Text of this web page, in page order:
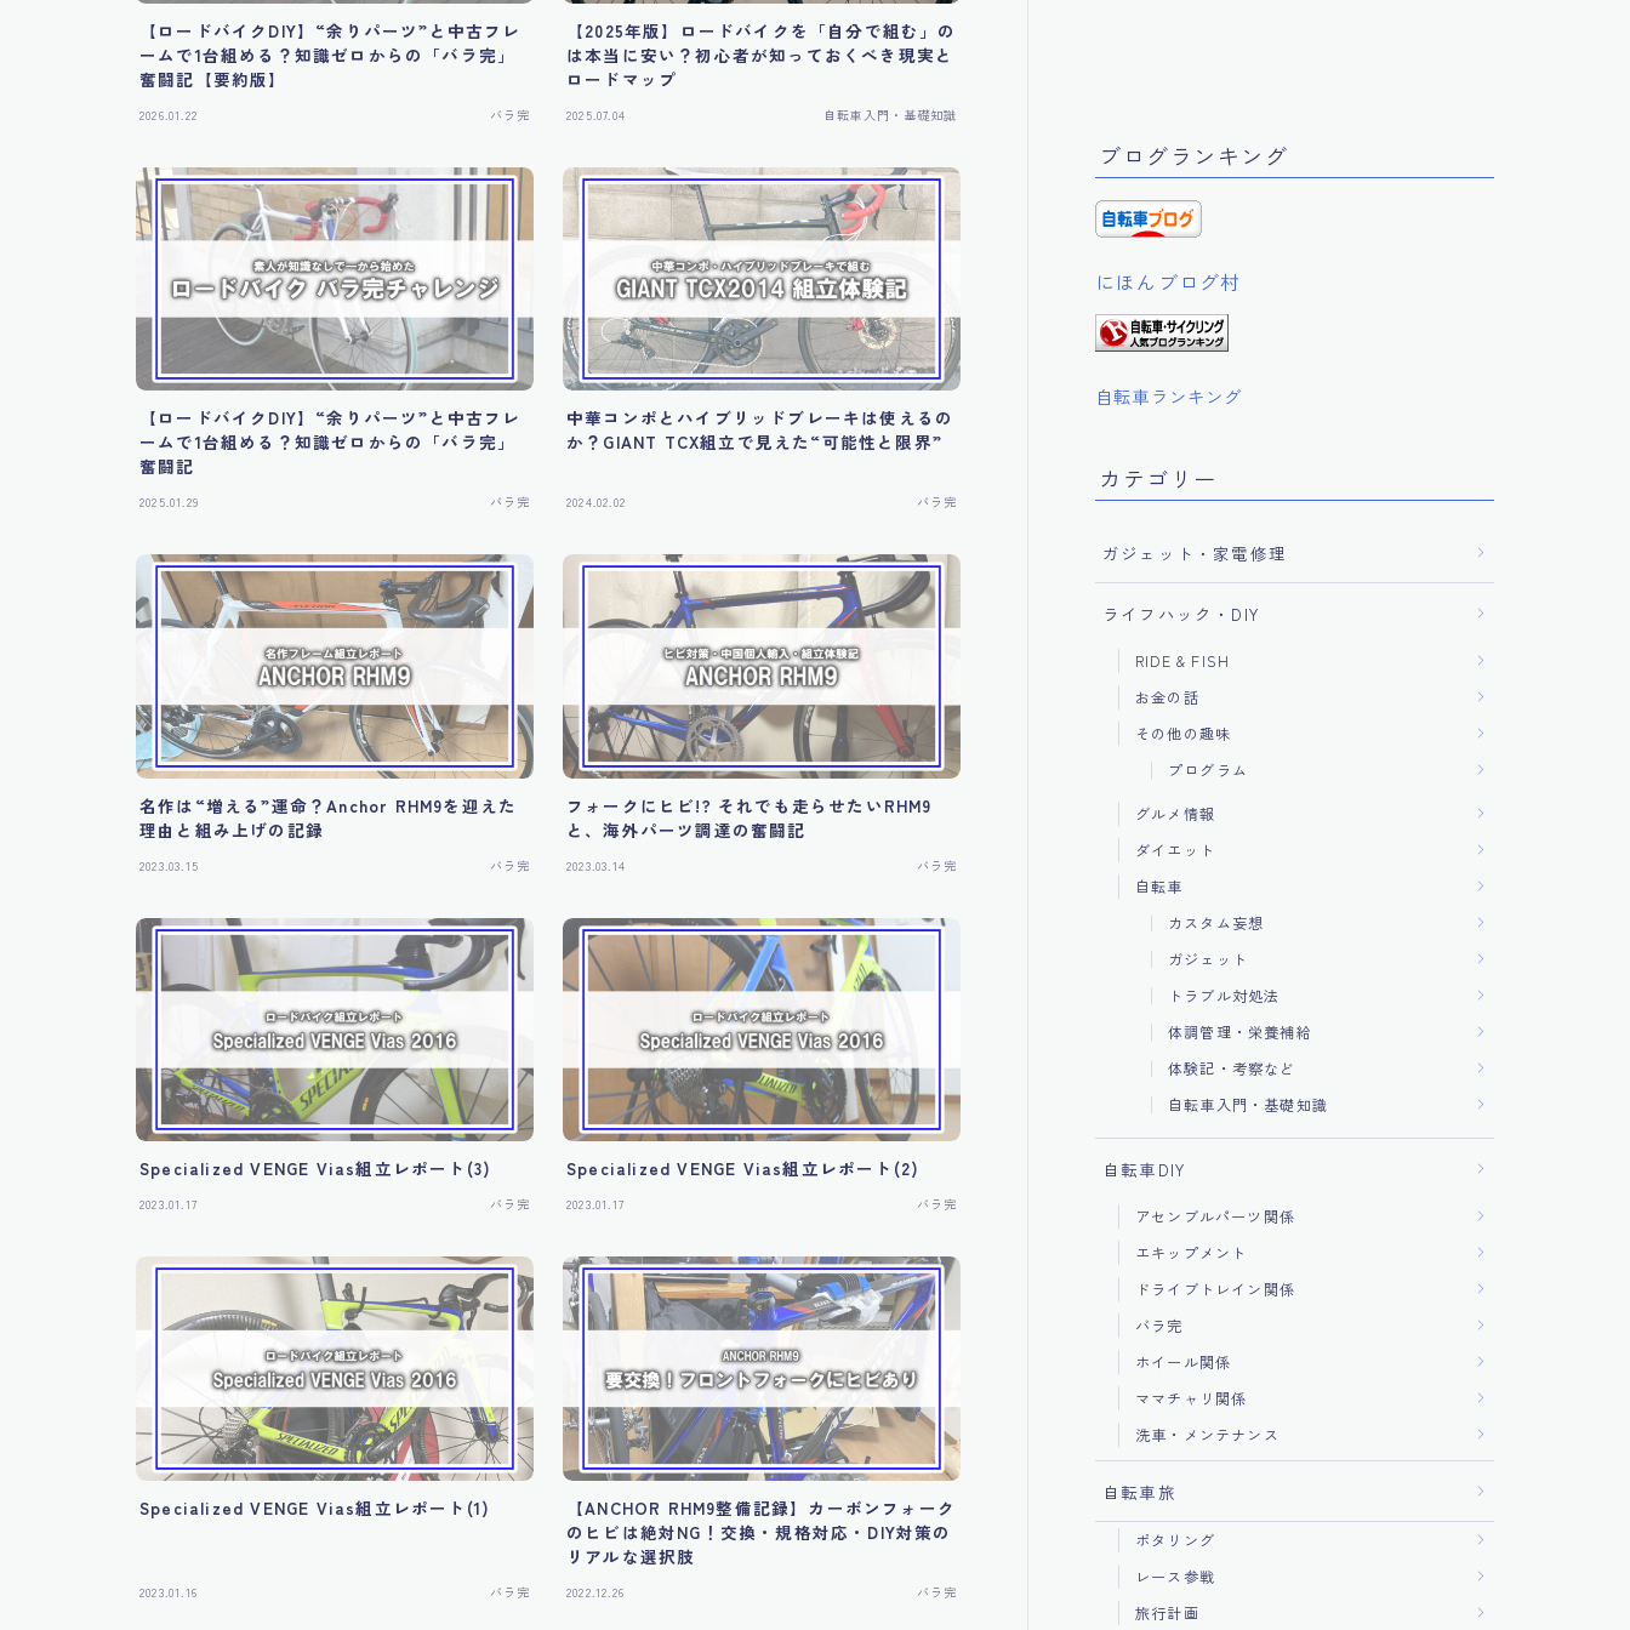
【ロードバイクDIY】“余りパーツ”と中古フレ
ームで1台組める？知識ゼロからの「バラ完」
奮闘記【要約版】
2026.01.22 バラ完
【2025年版】ロードバイクを「自分で組む」の
は本当に安い？初心者が知っておくべき現実と
ロードマップ
2025.07.04 自転車入門・基礎知識
【ロードバイクDIY】“余りパーツ”と中古フレ
ームで1台組める？知識ゼロからの「バラ完」
奮闘記
2025.01.29 バラ完
中華コンポとハイブリッドブレーキは使えるの
か？GIANT TCX組立で見えた“可能性と限界”
2024.02.02 バラ完
名作は“増える”運命？Anchor RHM9を迎えた
理由と組み上げの記録
2023.03.15 バラ完
フォークにヒビ!? それでも走らせたいRHM9
と、海外パーツ調達の奮闘記
2023.03.14 バラ完
Specialized VENGE Vias組立レポート(3)
2023.01.17 バラ完
Specialized VENGE Vias組立レポート(2)
2023.01.17 バラ完
Specialized VENGE Vias組立レポート(1)
2023.01.16 バラ完
【ANCHOR RHM9整備記録】カーボンフォーク
のヒビは絶対NG！交換・規格対応・DIY対策の
リアルな選択肢
2022.12.26 バラ完
ブログランキング
にほんブログ村
自転車ランキング
カテゴリー
ガジェット・家電修理
ライフハック・DIY
RIDE & FISH
お金の話
その他の趣味
プログラム
グルメ情報
ダイエット
自転車
カスタム妄想
ガジェット
トラブル対処法
体調管理・栄養補給
体験記・考察など
自転車入門・基礎知識
自転車DIY
アセンブルパーツ関係
エキップメント
ドライブトレイン関係
バラ完
ホイール関係
ママチャリ関係
洗車・メンテナンス
自転車旅
ポタリング
レース参戦
旅行計画